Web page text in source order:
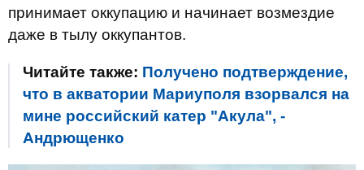
принимает оккупацию и начинает возмездие
даже в тылу оккупантов.
Читайте также: Получено подтверждение,
что в акватории Мариуполя взорвался на
мине российский катер "Акула", -
Андрющенко